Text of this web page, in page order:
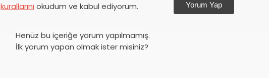
kurallarını okudum ve kabul ediyorum. Yorum Yap
Henüz bu içeriğe yorum yapılmamış.
İlk yorum yapan olmak ister misiniz?